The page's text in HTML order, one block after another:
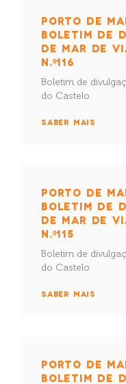
PORTO DE
BOLETIM DE
DE MAR DE
N.º116
Boletim de
do Castelo
SABER MAIS
PORTO DE
BOLETIM DE
DE MAR DE
N.º115
Boletim de
do Castelo
SABER MAIS
PORTO DE
BOLETIM DE